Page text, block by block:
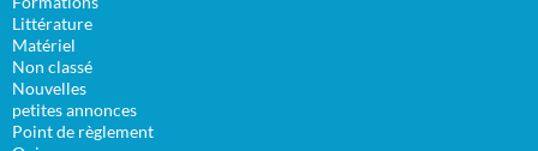
Littérature
Matériel
Non classé
Nouvelles
petites annonces
Point de règlement